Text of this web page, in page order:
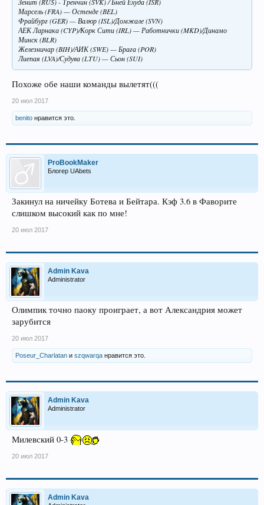
Марсель (FRA) — Остенде (BEL)
Фрайбург (GER) — Валюр (ISL)/Домжале (SVN)
АЕК Ларнака (CYP)/Корк Сити (IRL) — Работнички (MKD)/Динамо
Минск (BLR)
Железничар (BIH)/АИК (SWE) — Брага (POR)
Лиепая (LVA)/Судува (LTU) — Сьон (SUI)
Похоже обе наши команды вылетят(((
20 июл 2017
benito нравится это.
ProBookMaker
Блогер UAbets
Закинул на ничейку Ботева и Бейтара. Кэф 3.6 в Фаворите
слишком высокий как по мне!
20 июл 2017
Admin Kava
Administrator
Олимпик точно паоку проиграет, а вот Александрия может
зарубится
20 июл 2017
Poseur_Charlatan и szqwarqa нравится это.
Admin Kava
Administrator
Милевский 0-3
20 июл 2017
Admin Kava